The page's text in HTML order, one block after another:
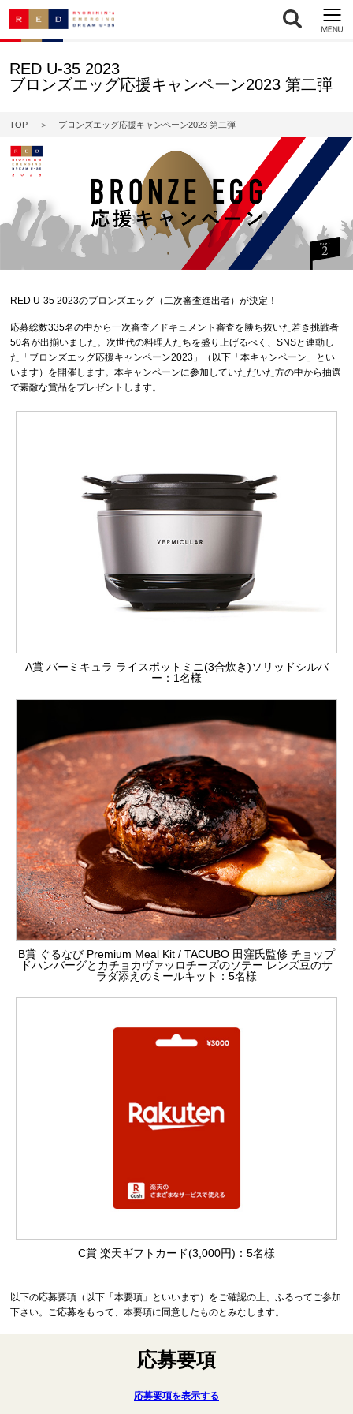
RED U-35 2023
ブロンズエッグ応援キャンペーン2023 第二弾
TOP ブロンズエッグ応援キャンペーン2023 第二弾
RED U-35 2023のブロンズエッグ（二次審査進出者）が決定！
応募総数335名の中から一次審査／ドキュメント審査を勝ち抜いた若き挑戦者
50名が出揃いました。次世代の料理人たちを盛り上げるべく、SNSと連動し
た「ブロンズエッグ応援キャンペーン2023」（以下「本キャンペーン」とい
います）を開催します。本キャンペーンに参加していただいた方の中から抽選
で素敵な賞品をプレゼントします。
A賞 バーミキュラ ライスポットミニ(3合炊き)ソリッドシルバ
ー：1名様
B賞 ぐるなび Premium Meal Kit / TACUBO 田窪氏監修 チョップ
ドハンバーグとカチョカヴァッロチーズのソテー レンズ豆のサ
ラダ添えのミールキット：5名様
C賞 楽天ギフトカード(3,000円)：5名様
以下の応募要項（以下「本要項」といいます）をご確認の上、ふるってご参加
下さい。ご応募をもって、本要項に同意したものとみなします。
応募要項
応募要項を表示する